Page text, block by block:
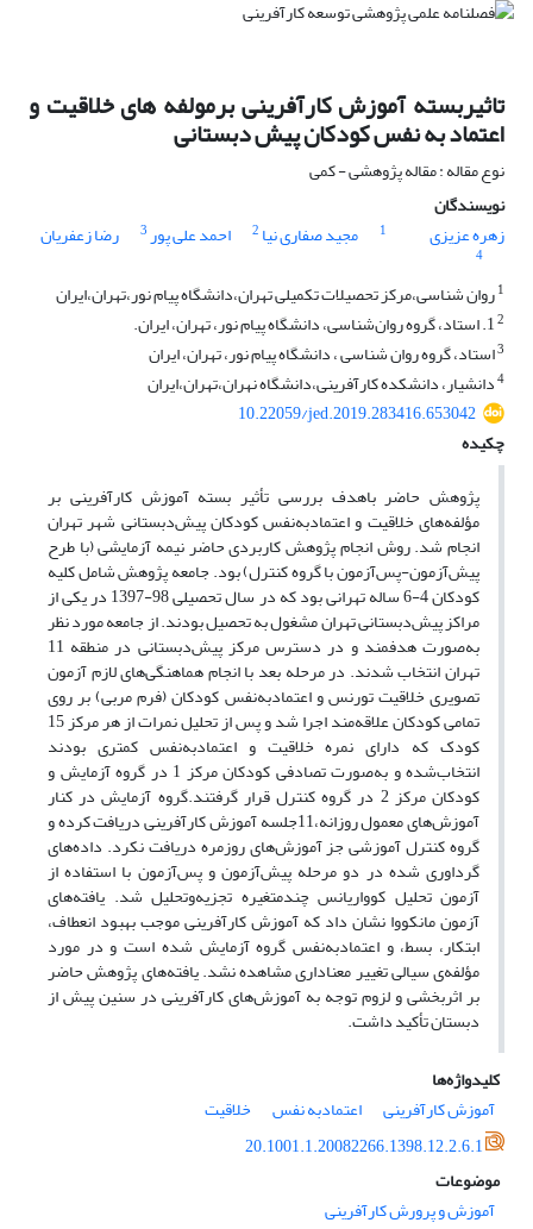
تاثیربسته آموزش کارآفرینی برمولفه های خلاقیت و
اعتماد به نفس کودکان پیش دبستانی
نوع مقاله : مقاله پژوهشی - کمی
نویسندگان
زهره عزیزی
1 مجید صفاری نیا 2 احمد علی پور3 رضا زعفریان
4
1روان شناسی،مرکز تحصیلات تکمیلی تهران،دانشگاه پیام نور،تهران،ایران
2
3استاد، گروه روان شناسی ، دانشگاه پیام نور، تهران، ایران
4دانشیار، دانشکده کارآفرینی،دانشگاه نهران،تهران،ایران
10.22059/jed.2019.283416.653042
چکیده
پژوهش حاضر باهدف بررسی تأثیر بسته آموزش کارآفرینی بر
مؤلفه‌های خلاقیت و اعتمادبه‌نفس کودکان پیش‌دبستانی شهر تهران
انجام شد. روش انجام پژوهش کاربردی حاضر نیمه آزمایشی (با طرح
پیش‌آزمون-پس‌آزمون با گروه کنترل) بود. جامعه پژوهش شامل کلیه
کودکان 4-6 ساله تهرانی بود که در سال تحصیلی 98-1397 در یکی از
مراکز پیش‌دبستانی تهران مشغول به تحصیل بودند. از جامعه مورد نظر
به‌صورت هدفمند و در دسترس مرکز پیش‌دبستانی در منطقه 11
تهران انتخاب شدند. در مرحله بعد با انجام هماهنگی‌های لازم آزمون
تصویری خلاقیت تورنس و اعتمادبه‌نفس کودکان (فرم مربی) بر روی
تمامی کودکان علاقه‌مند اجرا شد و پس از تحلیل نمرات از هر مرکز 15
کودک که دارای نمره خلاقیت و اعتمادبه‌نفس کمتری بودند
انتخاب‌شده و به‌صورت تصادفی کودکان مرکز 1 در گروه آزمایش و
کودکان مرکز 2 در گروه کنترل قرار گرفتند.گروه آزمایش در کنار
آموزش‌های معمول روزانه،11جلسه آموزش کارآفرینی دریافت کرده و
گروه کنترل آموزشی جز آموزش‌های روزمره دریافت نکرد. داده‌های
گرداوری شده در دو مرحله پیش‌آزمون و پس‌آزمون با استفاده از
آزمون تحلیل کوواریانس چندمتغیره تجزیه‌وتحلیل شد. یافته‌های
آزمون مانکووا نشان داد که آموزش کارآفرینی موجب بهبود انعطاف،
ابتکار، بسط، و اعتمادبه‌نفس گروه آزمایش شده است و در مورد
مؤلفه‌ی سیالی تغییر معناداری مشاهده نشد. یافته‌های پژوهش حاضر
بر اثربخشی و لزوم توجه به آموزش‌های کارآفرینی در سنین پیش از
دبستان تأکید داشت.
کلیدواژه‌ها
آموزش کارآفرینی
اعتمادبه نفس
خلاقیت
20.1001.1.20082266.1398.12.2.6.1
موضوعات
آموزش و پرورش کارآفرینی